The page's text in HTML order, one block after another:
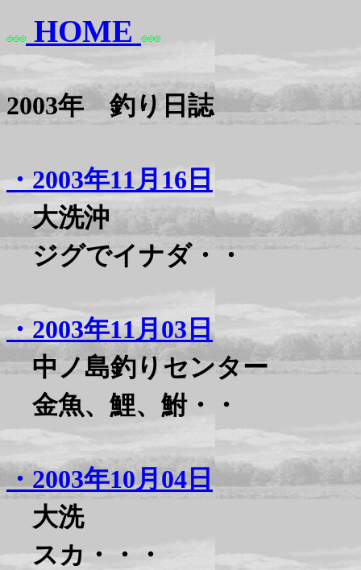
HOME
2003年 釣り日誌
・2003年11月16日
大洗沖
ジグでイナダ・・
・2003年11月03日
中ノ島釣りセンター
金魚、鯉、鮒・・
・2003年10月04日
大洗
スカ・・・